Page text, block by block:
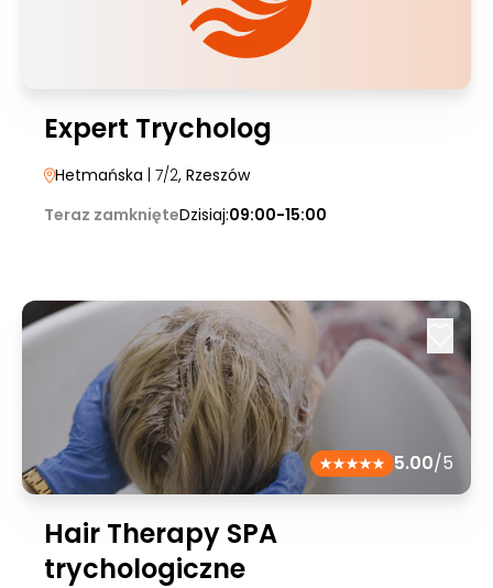
Expert Trycholog
Hetmańska | 7/2, Rzeszów
Teraz zamknięteDzisiaj:09:00-15:00
5.00/5
Hair Therapy SPA
trychologiczne